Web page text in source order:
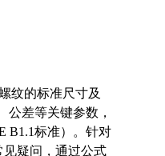
纹的标准尺寸及
公差等关键参数，
B1.1标准）。针对
见疑问，通过公式